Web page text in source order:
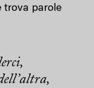
trova parole